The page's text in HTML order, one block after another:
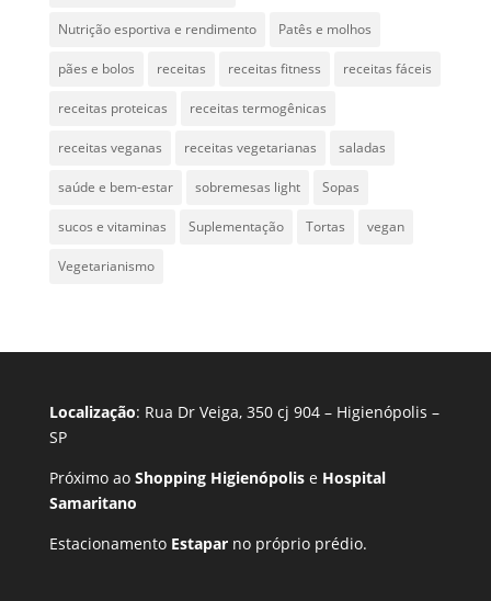
Nutrição esportiva e rendimento Patês e molhos
pães e bolos receitas receitas fitness receitas fáceis
receitas proteicas receitas termogênicas
receitas veganas receitas vegetarianas saladas
saúde e bem-estar sobremesas light Sopas
sucos e vitaminas Suplementação Tortas vegan
Vegetarianismo
Localização: Rua Dr Veiga, 350 cj 904 – Higienópolis –
SP
Próximo ao Shopping Higienópolise Hospital
Samaritano
Estacionamento Estaparno próprio prédio.